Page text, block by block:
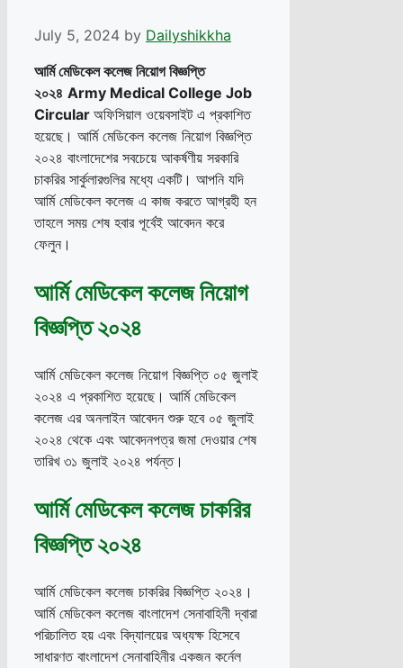
July 5, 2024 by Dailyshikkha
আর্মি মেডিকেল কলেজনিয়োগ বিজ্ঞপ্তি
২০২৪ Army Medical College Job
Circular অফিসিয়াল ওয়েবসাইট এ প্রকাশিত
হয়েছে। আর্মি মেডিকেল কলেজ নিয়োগ বিজ্ঞপ্তি
২০২৪ বাংলাদেশের সবচেয়ে আকর্ষণীয় সরকারি
চাকরির সার্কুলারগুলির মধ্যে একটি। আপনি যদি
আর্মি মেডিকেল কলেজ এ কাজ করতে আগ্রহী হন
তাহলে সময় শেষ হবার পূর্বেই আবেদন করে
ফেলুন।
আর্মি মেডিকেল কলেজ নিয়োগ
বিজ্ঞপ্তি ২০২৪
আর্মি মেডিকেল কলেজ নিয়োগ বিজ্ঞপ্তি ০৫ জুলাই
২০২৪ এ প্রকাশিত হয়েছে। আর্মি মেডিকেল
কলেজ এর অনলাইন আবেদন শুরু হবে ০৫ জুলাই
২০২৪ থেকে এবং আবেদনপত্র জমা দেওয়ার শেষ
তারিখ ৩১ জুলাই ২০২৪ পর্যন্ত।
আর্মি মেডিকেল কলেজ চাকরির
বিজ্ঞপ্তি ২০২৪
আর্মি মেডিকেল কলেজ চাকরির বিজ্ঞপ্তি ২০২৪।
আর্মি মেডিকেল কলেজ বাংলাদেশ সেনাবাহিনী দ্বারা
পরিচালিত হয় এবং বিদ্যালয়ের অধ্যক্ষ হিসেবে
সাধারণত বাংলাদেশ সেনাবাহিনীর একজন কর্নেল